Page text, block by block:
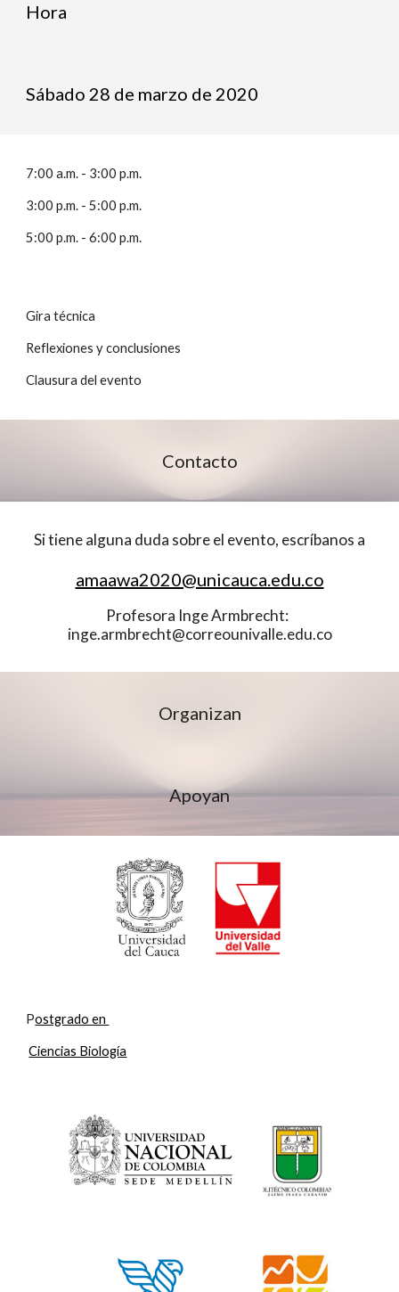
Hora
Sábado 28 de marzo de 2020
7:00 a.m. - 3:00 p.m.
3:00 p.m. - 5:00 p.m.
5:00 p.m. - 6:00 p.m.
Gira técnica
Reflexiones y conclusiones
Clausura del evento
Contacto
Si tiene alguna duda sobre el evento, escríbanos a
amaawa2020@unicauca.edu.co
Profesora Inge Armbrecht:
inge.armbrecht@correounivalle.edu.co
Organizan
Apoyan
Postgrado en
Ciencias Biología